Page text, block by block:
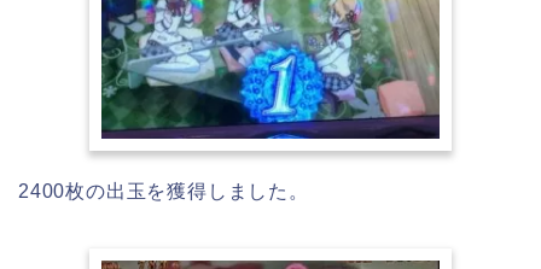
2400枚の出玉を獲得しました。